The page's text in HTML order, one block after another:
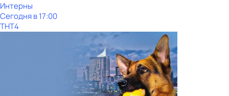
Интерны
Сегодня в 17:00
ТНТ4